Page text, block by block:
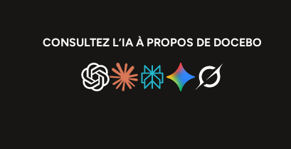
CONSULTEZ L’IA À PROPOS DE DOCEBO